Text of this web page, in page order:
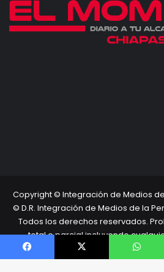
Copyright © Integración de Medios de
© D.R. Integración de Medios de la
Todos los derechos reservados.
total o parcial incluyendo
Inicio
Términos Legales
Facebook X WhatsApp